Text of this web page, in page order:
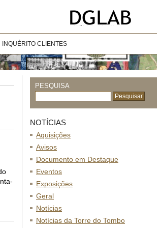
INQUÉRITO CLIENTES
PESQUISA
NOTÍCIAS
Aquisições
Avisos
Documento em Destaque
Eventos
Exposições
Geral
Notícias
Notícias da Torre do Tombo